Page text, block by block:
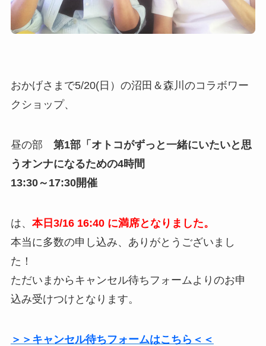
おかげさまで5/20(日）の沼田＆森川のコラボワー
クショップ、
昼の部 第1部「オトコがずっと一緒にいたいと思
うオンナになるための4時間
13:30～17:30開催
は、 本日3/16 16:40 に満席となりました。
本当に多数の申し込み、ありがとうございまし
た！
ただいまからキャンセル待ちフォームよりのお申
込み受けつけとなります。
＞＞キャンセル待ちフォームはこちら＜＜